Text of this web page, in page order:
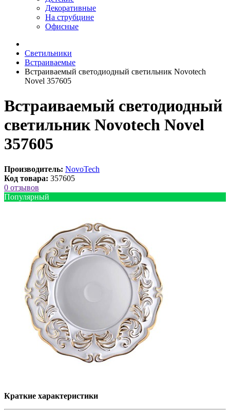
Декоративные
На струбцине
Офисные
Светильники
Встраиваемые
Встраиваемый светодиодный светильник Novotech
Novel 357605
Встраиваемый светодиодный
светильник Novotech Novel
357605
Производитель: NovoTech
Код товара: 357605
0 отзывов
Популярный
Краткие характеристики